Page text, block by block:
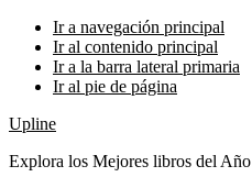
Ir a navegación principal
Ir al contenido principal
Ir a la barra lateral primaria
Ir al pie de página
Upline
Explora los Mejores libros del Año